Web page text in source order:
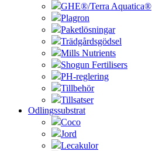
GHE®/Terra Aquatica®
Plagron
Paketlösningar
Trädgårdsgödsel
Mills Nutrients
Shogun Fertilisers
PH-reglering
Tillbehör
Tillsatser
Odlingssubstrat
Coco
Jord
Lecakulor